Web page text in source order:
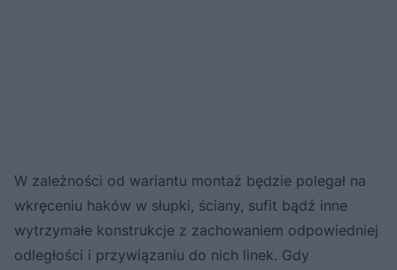
W zależności od wariantu montaż będzie polegał na
wkręceniu haków w słupki, ściany, sufit bądź inne
wytrzymałe konstrukcje z zachowaniem odpowiedniej
odległości i przywiązaniu do nich linek. Gdy